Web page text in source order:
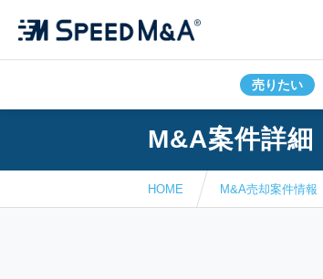
売りたい
M&A案件詳細
HOME M&A売却案件情報